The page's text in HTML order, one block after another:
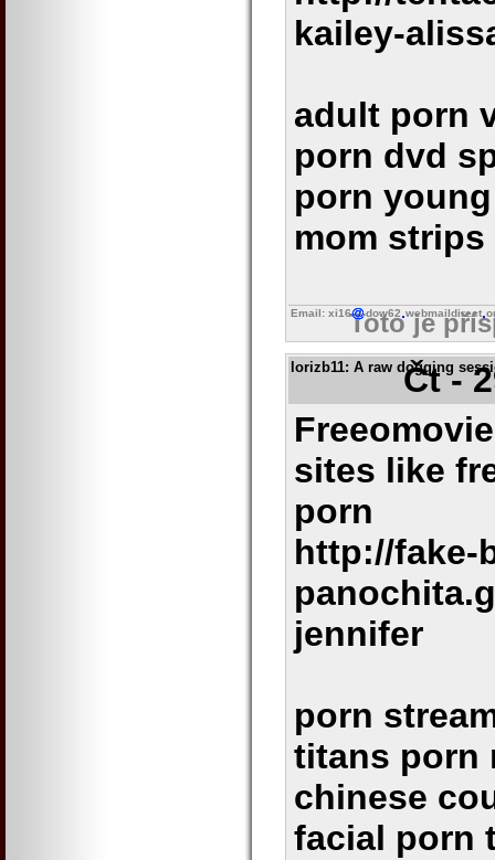
kailey-
adult porn
porn dvd
porn
mom
Email: xi16 dow62 webmaildirect
Toto je
lorizb11: A raw dogging
Čt -
sites like
porn
http://fake-
jennifer
porn
titans porn
chinese
facial porn